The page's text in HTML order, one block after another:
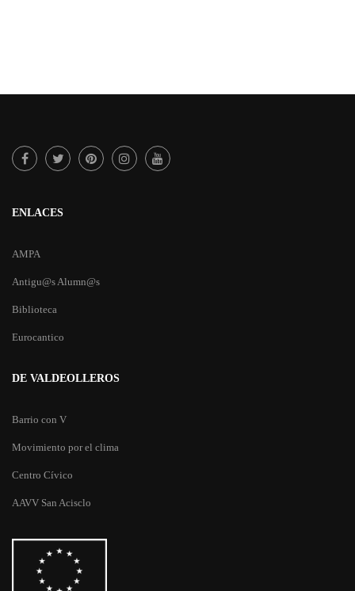
ENLACES
AMPA
Antigu@s Alumn@s
Biblioteca
Eurocantico
DE VALDEOLLEROS
Barrio con V
Movimiento por el clima
Centro Cívico
AAVV San Acisclo